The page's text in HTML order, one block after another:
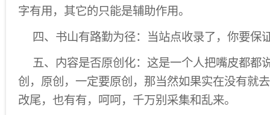
字有用，其它的只能是辅助作用。
四、书山有路勤为径：当站点收录了，你要保
五、内容是否原创化：这是一个人把嘴皮都都
创，原创，一定要原创，那当然如果实在没有就
改尾，也有有，呵呵，千万别采集和乱来。